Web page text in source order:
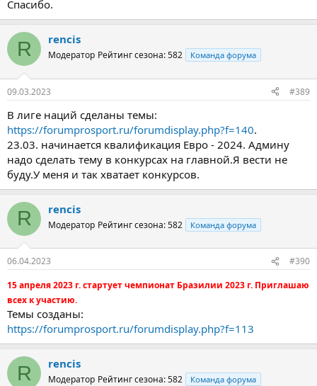
Спасибо.
R rencis
Модератор Рейтинг сезона: 582 Команда форума
09.03.2023 #389
В лиге наций сделаны темы:
https://forumprosport.ru/forumdisplay.php?f=140.
23.03. начинается квалификация Евро - 2024. Админу
надо сделать тему в конкурсах на главной.Я вести не
буду.У меня и так хватает конкурсов.
R rencis
Модератор Рейтинг сезона: 582 Команда форума
06.04.2023
#390
15 апреля 2023 г. стартует чемпионат Бразилии 2023 г. Приглашаю
всех к участию.
Темы созданы:
https://forumprosport.ru/forumdisplay.php?f=113
R rencis
Модератор Рейтинг сезона: 582 Команда форума